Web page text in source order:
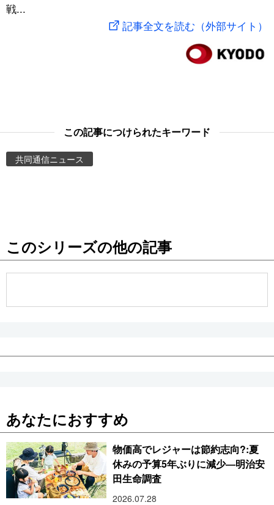
People
戦...
記事全文を読む（外部サイト）
この記事につけられたキーワード
共同通信ニュース
このシリーズの他の記事
あなたにおすすめ
物価高でレジャーは節約志向?:夏
休みの予算5年ぶりに減少―明治安
田生命調査
2026.07.28